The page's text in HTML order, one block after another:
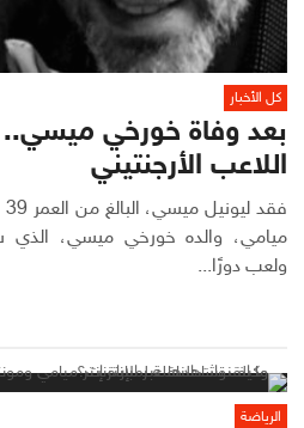
كل الأخبار
بعد وفاة خورخي ميسي..
اللاعب الأرجنتيني
ميامي، والده خورخي ميسي، الذي
ولعب دورًا...
الرياضة